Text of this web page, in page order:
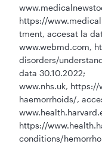
https://
tment, accesat la
www.webmd.com,
disorders/
data 30.10.2022;
www.nhs.uk,
haemorrhoids/,
https://
conditions/